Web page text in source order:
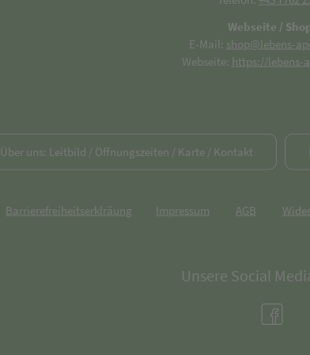
Webseite /
E-Mail: shop@lebens-
Webseite: https://lebens-
Über uns: Leitbild / Öffnungszeiten / Karte / Kontakt
Barrierefreiheitserklräung Impressum AGB
Unsere Social